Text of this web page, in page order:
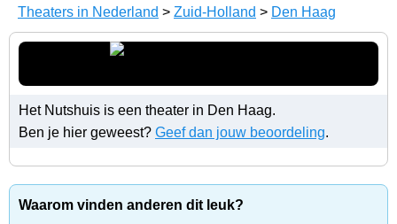
Theaters in Nederland > Zuid-Holland > Den Haag
Het Nutshuis is een theater in Den Haag.
Ben je hier geweest? Geef dan jouw beoordeling.
Waarom vinden anderen dit leuk?